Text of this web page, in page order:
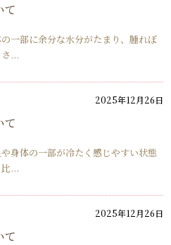
て
一部に余分な水分がたまり、腫れぼ
...
2025年12月26日
て
身体の一部が冷たく感じやすい状態
...
2025年12月26日
て